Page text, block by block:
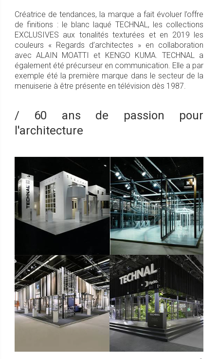
Créatrice de tendances, la marque a fait évoluer l’offre
de finitions : le blanc laqué TECHNAL, les collections
EXCLUSIVES aux tonalités texturées et en 2019 les
couleurs « Regards d’architectes » en collaboration
avec ALAIN MOATTI et KENGO KUMA. TECHNAL a
également été précurseur en communication. Elle a par
exemple été la première marque dans le secteur de la
menuiserie à être présente en télévision dès 1987.
/ 60 ans de passion pour
l'architecture